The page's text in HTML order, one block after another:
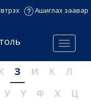
Ашиглах заавар
Menu
З И К
Л
У Ү Ф Х
Ц